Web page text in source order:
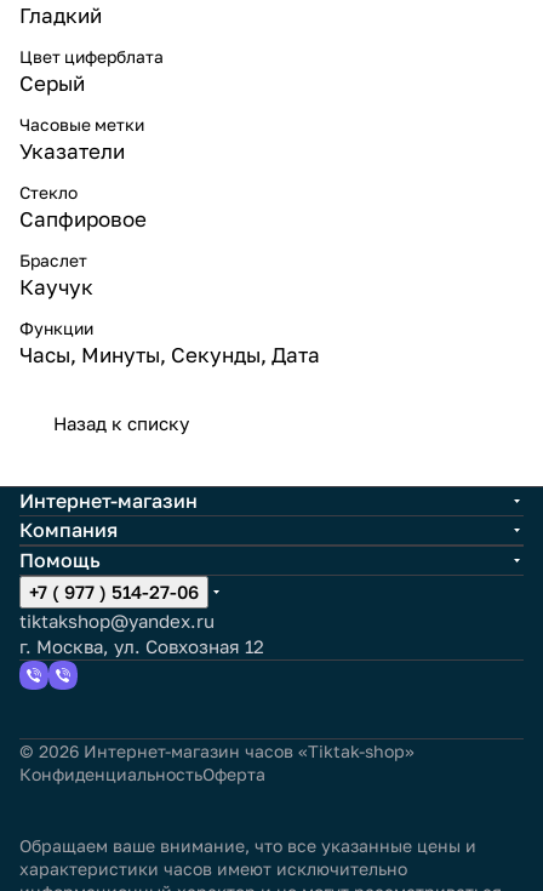
Гладкий
Цвет циферблата
Серый
Часовые метки
Указатели
Стекло
Сапфировое
Браслет
Каучук
Функции
Часы, Минуты, Секунды, Дата
Назад к списку
Интернет-магазин
Компания
Помощь
+7 ( 977 ) 514-27-06
tiktakshop@yandex.ru
г. Москва, ул. Совхозная 12
© 2026 Интернет-магазин часов «Tiktak-shop»
КонфиденциальностьОферта
Обращаем ваше внимание, что все указанные цены и
характеристики часов имеют исключительно